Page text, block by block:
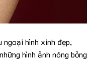
hình xinh đẹp,
hình ảnh nóng bỏng